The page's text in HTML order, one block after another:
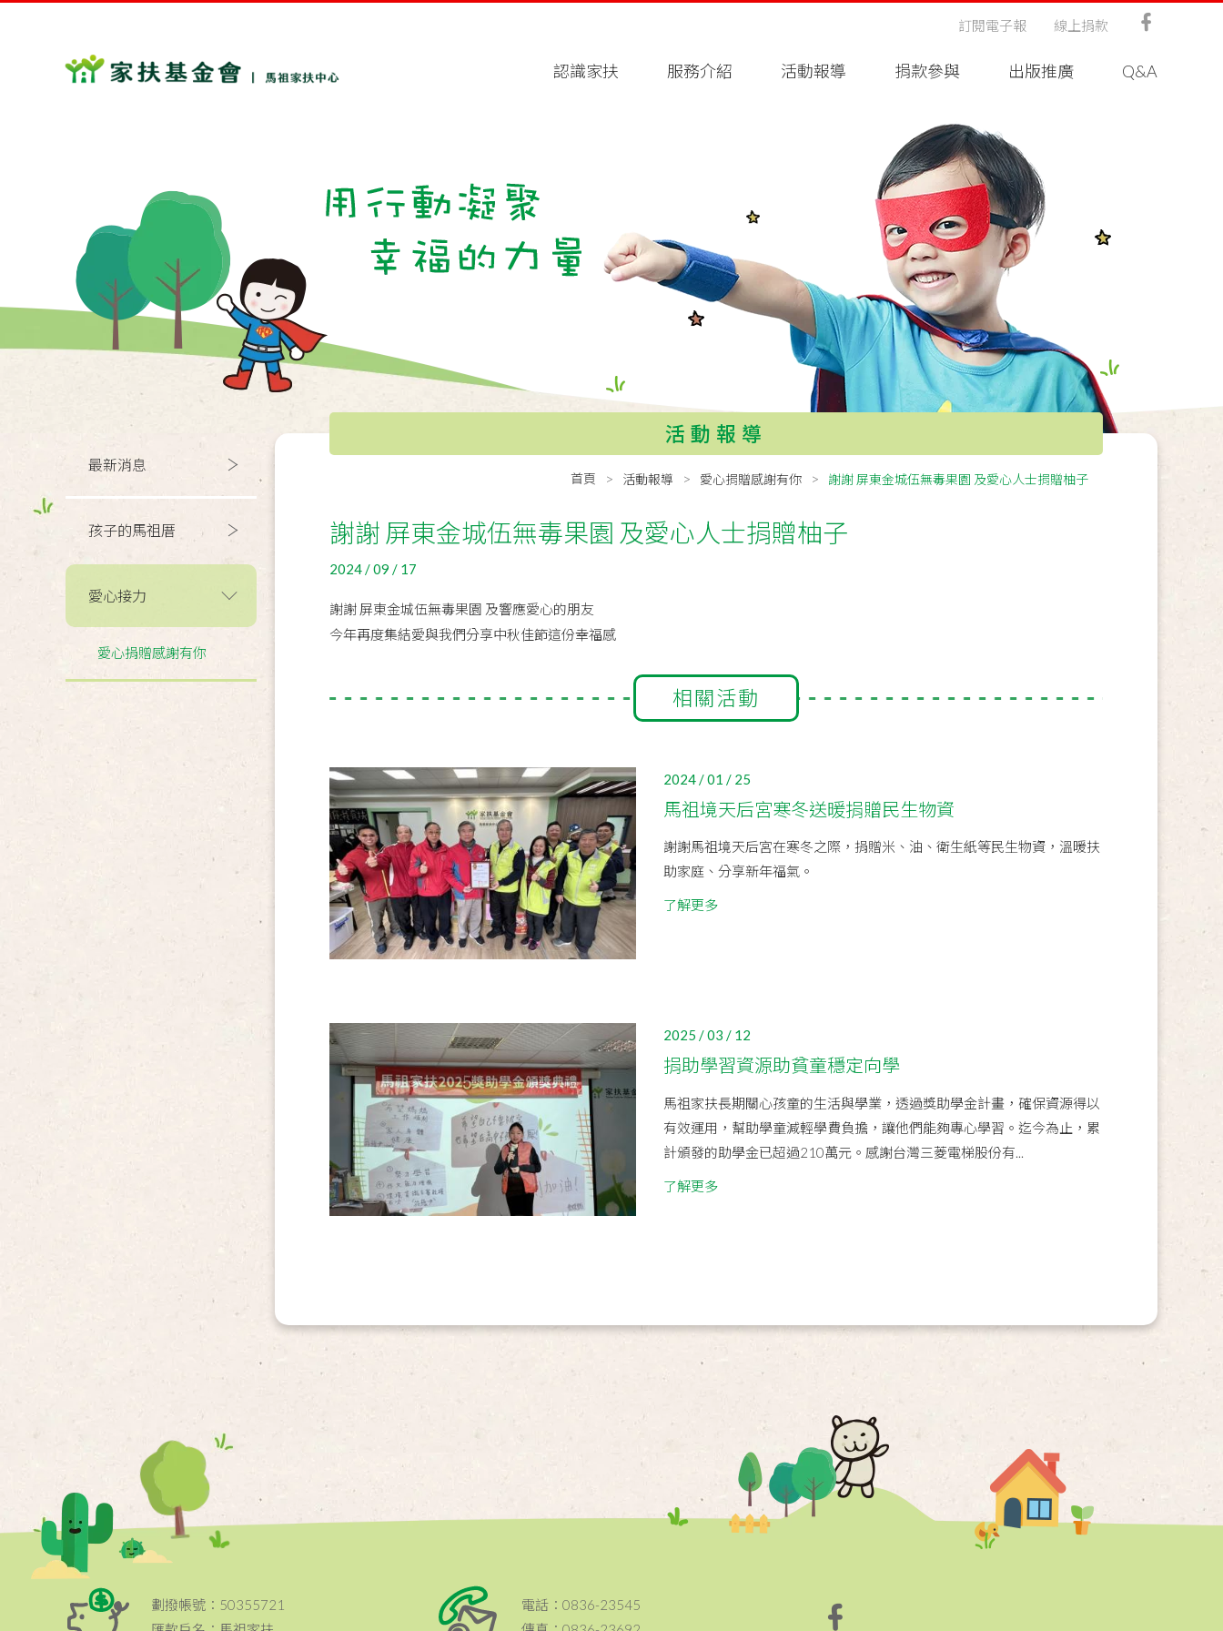
認識家扶 服務介紹 活動報導 捐款參與 出版推廣 Q&A
訂閱電子報 線上捐款
最新消息
孩子的馬祖厝
愛心接力
愛心捐贈感謝有你
活動報導
首頁 活動報導 愛心捐贈感謝有你 謝謝 屏東金城伍無毒果園 及愛心人士捐贈柚子
謝謝 屏東金城伍無毒果園 及愛心人士捐贈柚子
2024 / 09 / 17
謝謝 屏東金城伍無毒果園 及響應愛心的朋友
今年再度集結愛與我們分享中秋佳節這份幸福感
相關活動
2024 / 01 / 25
馬祖境天后宮寒冬送暖捐贈民生物資
謝謝馬祖境天后宮在寒冬之際，捐贈米、油、衛生紙等民生物資，溫暖扶
助家庭、分享新年福氣。
了解更多
2025 / 03 / 12
捐助學習資源助貧童穩定向學
馬祖家扶長期關心孩童的生活與學業，透過獎助學金計畫，確保資源得以
有效運用，幫助學童減輕學費負擔，讓他們能夠專心學習。迄今為止，累
計頒發的助學金已超過210萬元。感謝台灣三菱電梯股份有...
了解更多
劃撥帳號：50355721
電話：0836-23545